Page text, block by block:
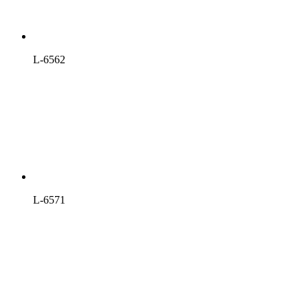
L-6562
L-6571